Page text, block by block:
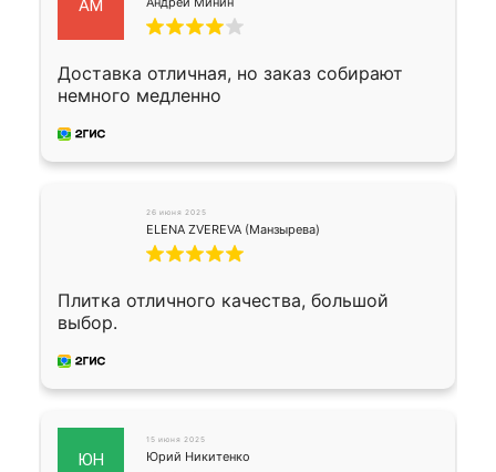
АМ
Доставка отличная, но заказ собирают
немного медленно
26 июня 2025
ELENA ZVEREVA (Манзырева)
Плитка отличного качества, большой
выбор.
ЮН
15 июня 2025
Юрий Никитенко